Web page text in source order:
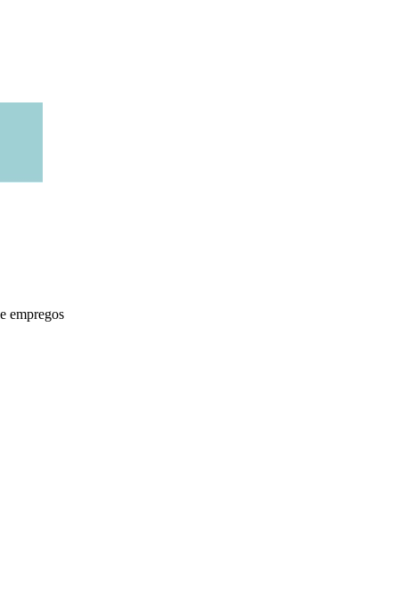
empregos